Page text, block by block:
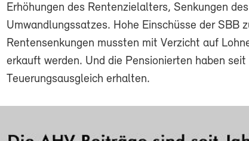
Erhöhungen des Rentenzielalters, Senkungen
Umwandlungssatzes. Hohe Einschüsse der SBB
Rentensenkungen mussten mit Verzicht auf
erkauft werden. Und die Pensionierten haben
Teuerungsausgleich erhalten.